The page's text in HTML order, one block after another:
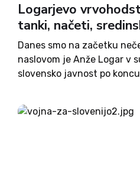
Logarjevo
tanki, načeti,
Danes smo na začetku
naslovom je Anže Logar v
slovensko javnost po
dvoboju s favorizirano
vsa pričakovanja. Od